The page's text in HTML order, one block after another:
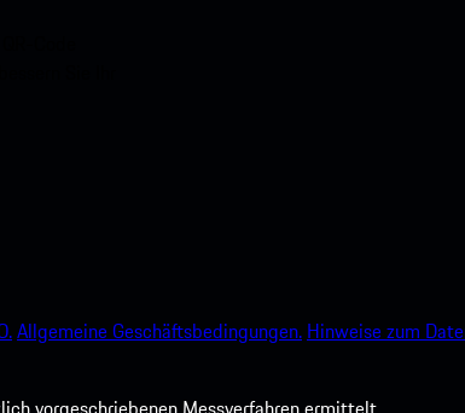
Allgemeine Geschäftsbedingungen. Hinweise zum